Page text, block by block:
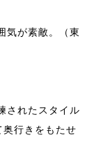
気が素敵。（東
されたスタイル
行きをもたせ